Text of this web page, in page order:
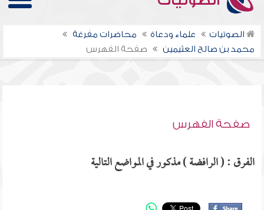
الصوتيات علماء ودعاة
محاضرات مفرغة
محمد بن صالح العثيمين
صفحة الفهرس
صفحة الفهرس
الفرق : ( الرافضة ) مذكور في المواضع التالية